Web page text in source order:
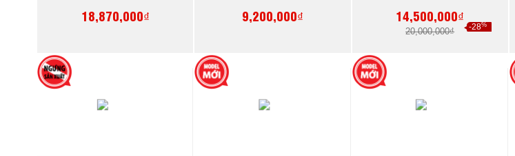
18,870,000₫ 9,200,000₫ 14,500,000₫
20,000,000₫ -28%